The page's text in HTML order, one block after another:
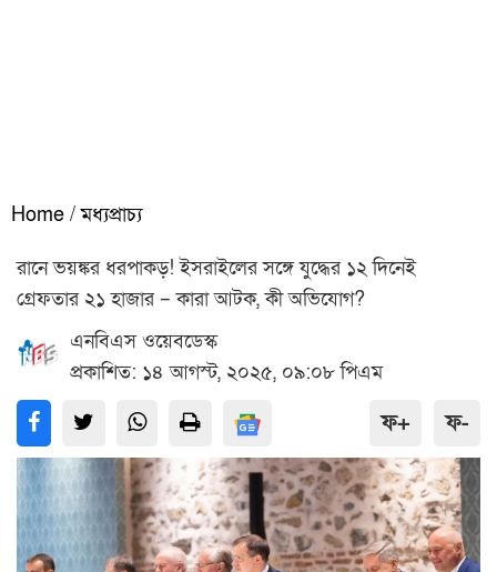
Home / মধ্যপ্রাচ্য
রানে ভয়ঙ্কর ধরপাকড়! ইসরাইলের সঙ্গে যুদ্ধের ১২ দিনেই
গ্রেফতার ২১ হাজার – কারা আটক, কী অভিযোগ?
এনবিএস ওয়েবডেস্ক
প্রকাশিত: ১৪ আগস্ট, ২০২৫, ০৯:০৮ পিএম
ফ+ ফ-